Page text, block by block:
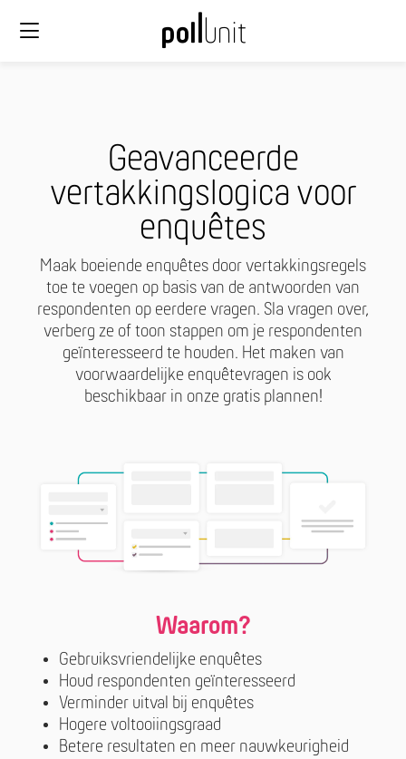
Geavanceerde
vertakkingslogica voor
enquêtes
Maak boeiende enquêtes door vertakkingsregels
toe te voegen op basis van de antwoorden van
respondenten op eerdere vragen. Sla vragen over,
verberg ze of toon stappen om je respondenten
geïnteresseerd te houden. Het maken van
voorwaardelijke enquêtevragen is ook
beschikbaar in onze gratis plannen!
Waarom?
Gebruiksvriendelijke enquêtes
Houd respondenten geïnteresseerd
Verminder uitval bij enquêtes
Hogere voltooiingsgraad
Betere resultaten en meer nauwkeurigheid